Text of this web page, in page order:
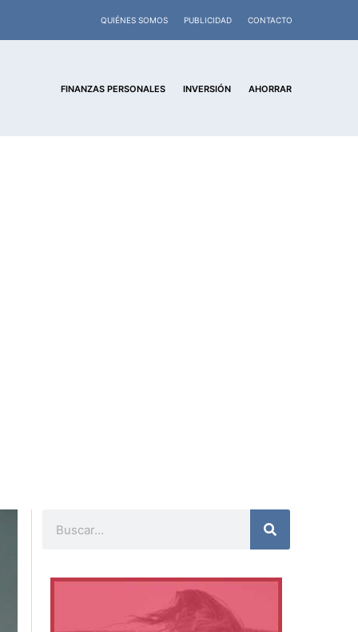
QUIÉNES SOMOS PUBLICIDAD CONTACTO
FINANZAS PERSONALES INVERSIÓN AHORRAR